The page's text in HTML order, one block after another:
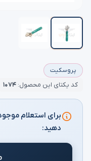
پروسکیت
کد یکتای این محصول: ۱۰۷۴
برای استعلام
دهید: